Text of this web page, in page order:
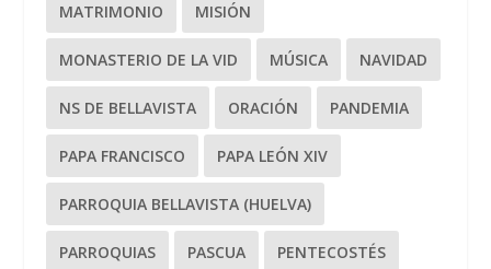
MATRIMONIO MISIÓN
MONASTERIO DE LA VID MÚSICA NAVIDAD
NS DE BELLAVISTA ORACIÓN PANDEMIA
PAPA FRANCISCO PAPA LEÓN XIV
PARROQUIA BELLAVISTA (HUELVA)
PARROQUIAS PASCUA PENTECOSTÉS